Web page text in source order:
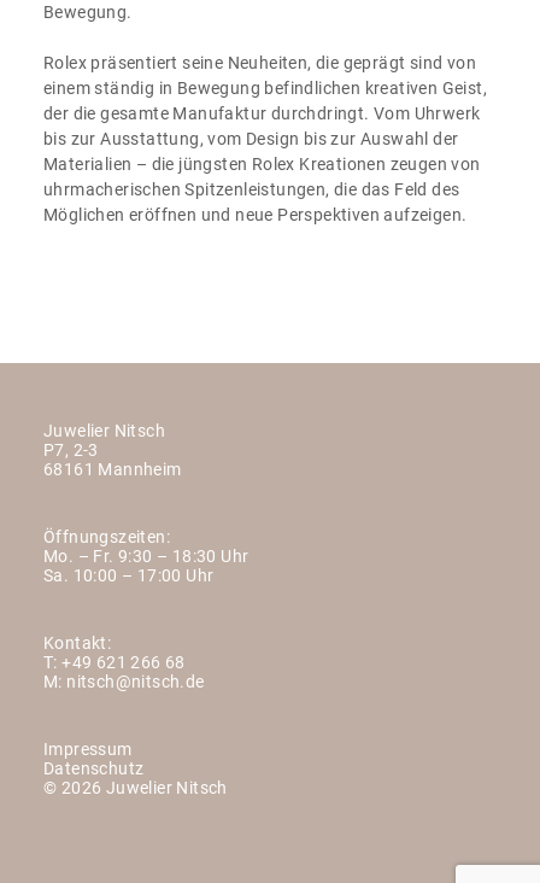
Bewegung.
Rolex präsentiert seine Neuheiten, die geprägt sind von
einem ständig in Bewegung befindlichen kreativen Geist,
der die gesamte Manufaktur durchdringt. Vom Uhrwerk
bis zur Ausstattung, vom Design bis zur Auswahl der
Materialien – die jüngsten Rolex Kreationen zeugen von
uhrmacherischen Spitzenleistungen, die das Feld des
Möglichen eröffnen und neue Perspektiven aufzeigen.
Juwelier Nitsch
P7, 2-3
68161 Mannheim
Öffnungszeiten:
Mo. – Fr. 9:30 – 18:30 Uhr
Sa. 10:00 – 17:00 Uhr
Kontakt:
T:+49 621 266 68
M: nitsch@nitsch.de
Impressum
Datenschutz
© 2026 Juwelier Nitsch